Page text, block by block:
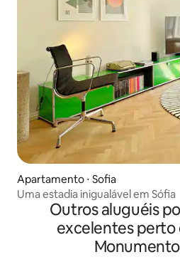
Apartamento ⋅ Sofia
Uma estadia inigualável em Sófia
Outros aluguéis
excelentes perto